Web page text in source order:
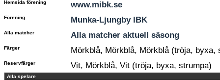
Hemsida förening www.mibk.se
Förening Munka-Ljungby IBK
Alla matcher Alla matcher aktuell säsong
Färger Mörkblå, Mörkblå, Mörkblå (tröja, byxa,
Reservfärger Vit, Mörkblå, Vit (tröja, byxa, strumpa)
Alla spelare